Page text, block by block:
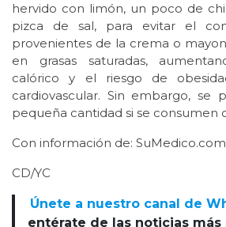
hervido con limón, un poco de
pizca de sal, para evitar el
provenientes de la crema o
en grasas saturadas,
calórico y el riesgo de
cardiovascular. Sin embargo, se
pequeña cantidad si se consumen
Con información de: SuMedico.com
CD/YC
Únete a nuestro canal de
entérate de las noticias más